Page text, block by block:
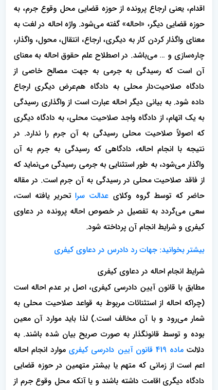
اقدام، یعنی ارجاع پرونده از حوزه قضایی محل وقوع جرم، به
حوزه قضایی دیگر، «احاله» گفته می‌شود. واژه احاله در لغت به
معنای واگذار کردن کار به دیگری، ارجاع، انتقال، محول، واگذار،
چاره‌سازی و … می‌باشد. در اصطلاح علم حقوق احاله به معنای
آن است که رسیدگی به جرمی به جهت مصالح خاصی از
دادگاه صلاحیت‌دار محلی به دادگاه هم‌عرض دیگری ارجاع
داده شود. به بیانی دیگر احاله عبارت است از واگذاری رسیدگی
به یک اتهام، از دادگاه واجد صلاحیت محلی، به دادگاه دیگری
که اصولاً صلاحیت محلی رسیدگی به آن جرم را ندارد. در
نتیجه با انجام احاله، دادگاهی که رسیدگی به جرم به آن
واگذار می‌شود، به طور استثنایی به جرمی رسیدگی می‌نماید که
از فاقد صلاحیت محلی در رسیدگی به آن جرم است. در مقاله
حاضر که توسط گروه وکلای عدالت سراتحریر یافته است،
سعی می‌گردد به تفصیل در خصوص احاله پرونده در دعاوی
کیفری و شرایط انجام آن پرداخته شود.
بیشتر بخوانید: جهات رد دادرس در دعاوی کیفری
شرایط انجام احاله در دعاوی کیفری
مطابق با قانون آیین دادرسی کیفری، اصل بر عدم احاله است
(چراکه احاله از استثنائات مربوط به قواعد صلاحیت محلی به
شمار می‌­رود و با آن مخالف است.) لذا باید موارد آن معین
بوده و توسط قانونگذار به صورت صریح بیان شده باشند. به
دلالتماده 419 قانون آیین دادرسی کیفری
موارد انجام احاله
اعم است از زمانی که متهم یا بیشتر متهمین در حوزه قضایی
دادگاه دیگری اقامت داشته باشند و یا آنکه محل وقوع جرم از